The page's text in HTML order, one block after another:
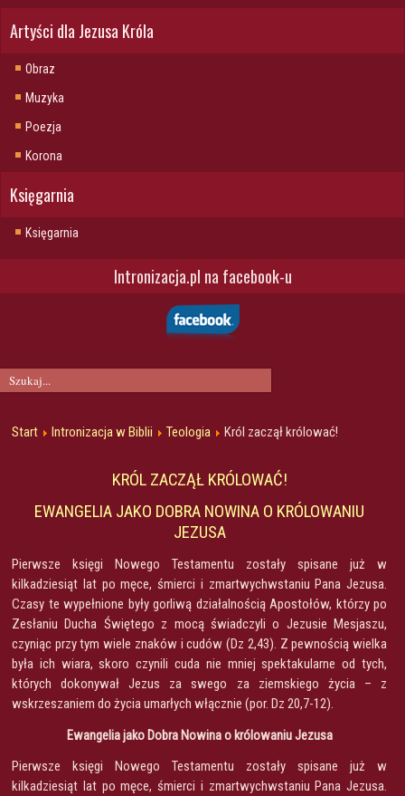
Artyści dla Jezusa Króla
Obraz
Muzyka
Poezja
Korona
Księgarnia
Księgarnia
Intronizacja.pl na facebook-u
Start Intronizacja w Biblii Teologia Król zaczął królować!
KRÓL ZACZĄŁ KRÓLOWAĆ!
EWANGELIA JAKO DOBRA NOWINA O KRÓLOWANIU
JEZUSA
Pierwsze księgi Nowego Testamentu zostały spisane już w
kilkadziesiąt lat po męce, śmierci i zmartwychwstaniu Pana Jezusa.
Czasy te wypełnione były gorliwą działalnością Apostołów, którzy po
Zesłaniu Ducha Świętego z mocą świadczyli o Jezusie Mesjaszu,
czyniąc przy tym wiele znaków i cudów (Dz 2,43). Z pewnością wielka
była ich wiara, skoro czynili cuda nie mniej spektakularne od tych,
których dokonywał Jezus za swego za ziemskiego życia – z
wskrzeszaniem do życia umarłych włącznie (por. Dz 20,7-12).
Ewangelia jako Dobra Nowina o królowaniu Jezusa
Pierwsze księgi Nowego Testamentu zostały spisane już w
kilkadziesiąt lat po męce, śmierci i zmartwychwstaniu Pana Jezusa.